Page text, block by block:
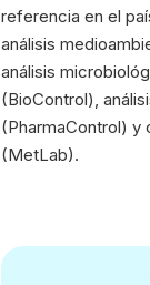
referencia en el
análisis
análisis
(BioControl),
(PharmaControl) y
(MetLab).